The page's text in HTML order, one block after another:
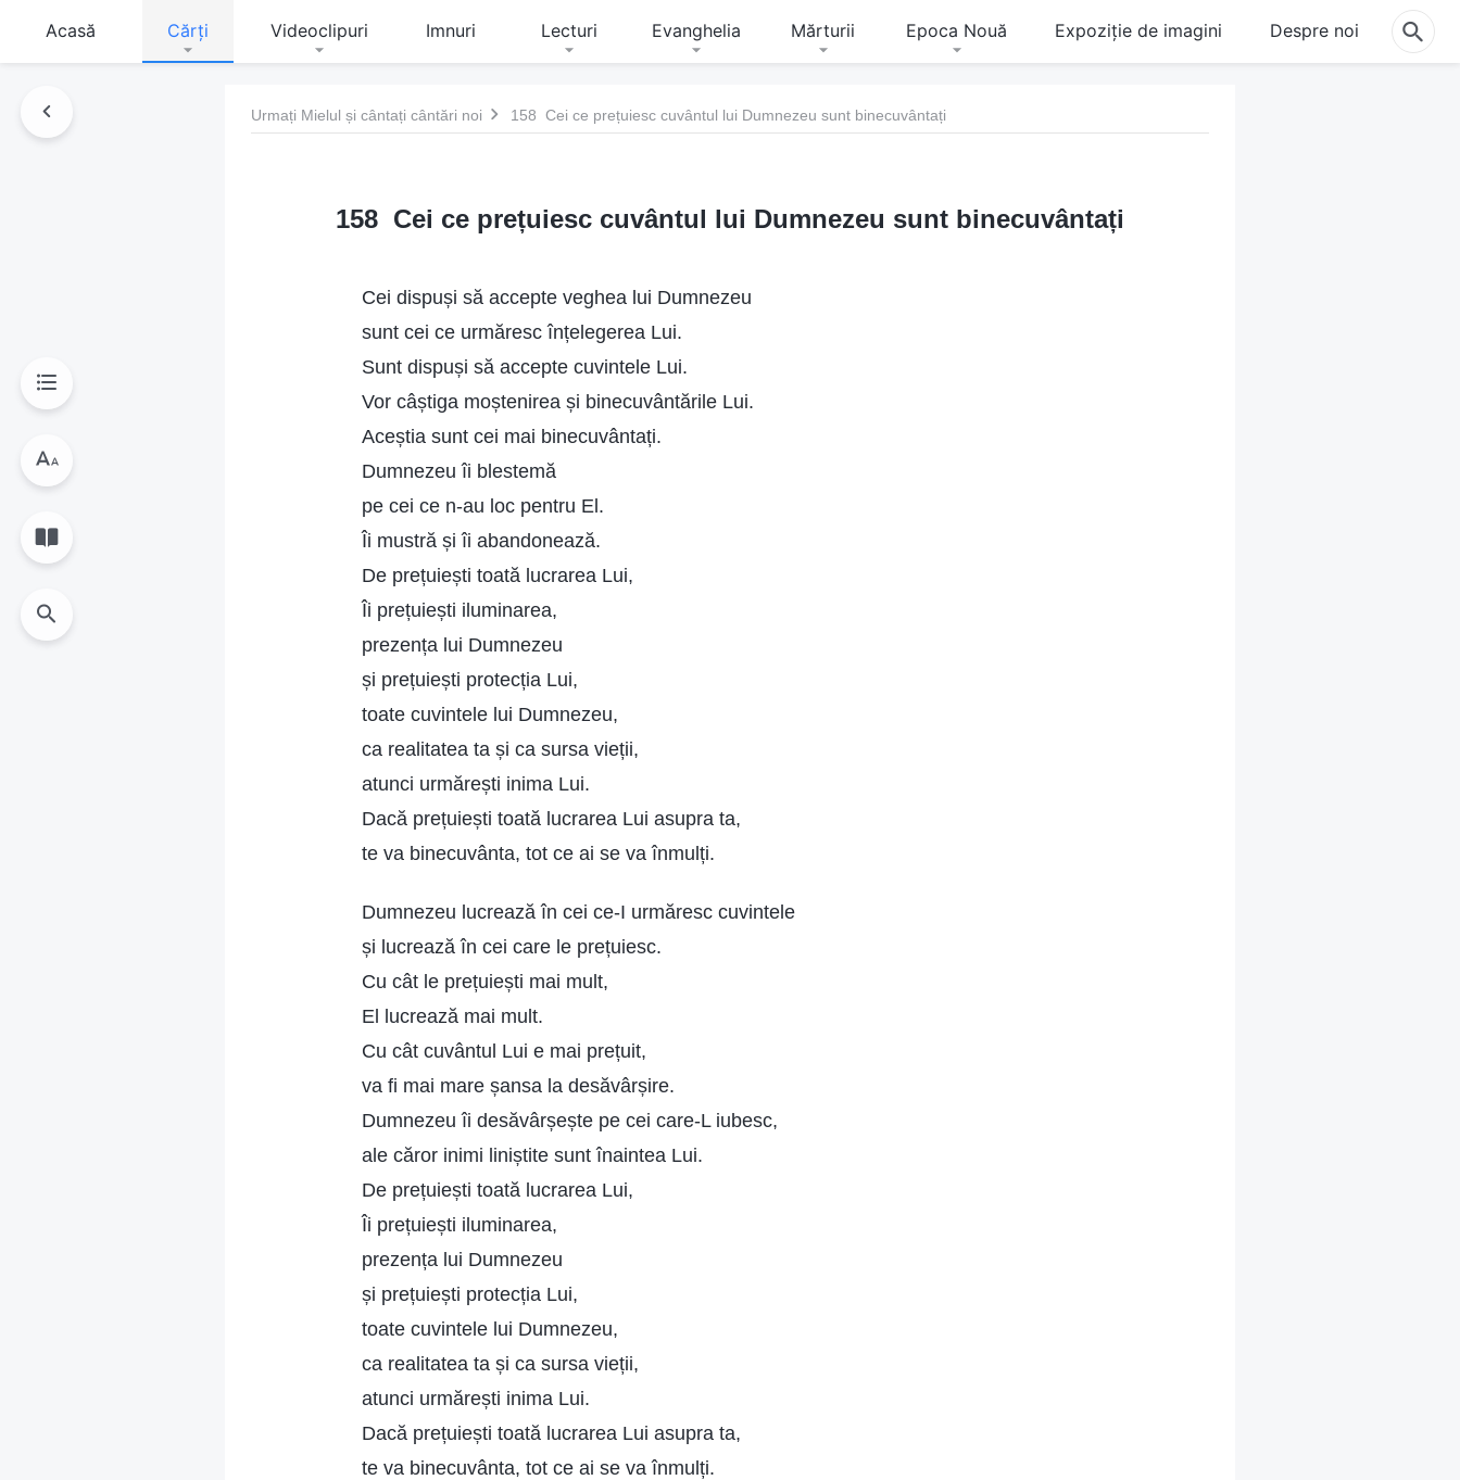
Acasă Cărți Videoclipuri Imnuri Lecturi Evanghelia Mărturii Epoca Nouă Expoziție de imagini Despre noi
Urmați Mielul și cântați cântări noi 158 Cei ce prețuiesc cuvântul lui Dumnezeu sunt binecuvântați
158 Cei ce prețuiesc cuvântul lui Dumnezeu sunt binecuvântați
Cei dispuși să accepte veghea lui Dumnezeu
sunt cei ce urmăresc înțelegerea Lui.
Sunt dispuși să accepte cuvintele Lui.
Vor câștiga moștenirea și binecuvântările Lui.
Aceștia sunt cei mai binecuvântați.
Dumnezeu îi blestemă
pe cei ce n-au loc pentru El.
Îi mustră și îi abandonează.
De prețuiești toată lucrarea Lui,
Îi prețuiești iluminarea,
prezența lui Dumnezeu
și prețuiești protecția Lui,
toate cuvintele lui Dumnezeu,
ca realitatea ta și ca sursa vieții,
atunci urmărești inima Lui.
Dacă prețuiești toată lucrarea Lui asupra ta,
te va binecuvânta, tot ce ai se va înmulți.
Dumnezeu lucrează în cei ce-I urmăresc cuvintele
și lucrează în cei care le prețuiesc.
Cu cât le prețuiești mai mult,
El lucrează mai mult.
Cu cât cuvântul Lui e mai prețuit,
va fi mai mare șansa la desăvârșire.
Dumnezeu îi desăvârșește pe cei care-L iubesc,
ale căror inimi liniștite sunt înaintea Lui.
De prețuiești toată lucrarea Lui,
Îi prețuiești iluminarea,
prezența lui Dumnezeu
și prețuiești protecția Lui,
toate cuvintele lui Dumnezeu,
ca realitatea ta și ca sursa vieții,
atunci urmărești inima Lui.
Dacă prețuiești toată lucrarea Lui asupra ta,
te va binecuvânta, tot ce ai se va înmulți.